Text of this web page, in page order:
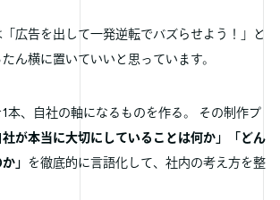
広告を出して一発逆転でバズらせよう！」と
ん横に置いていいと思っています。
本、自社の軸になるものを作る。 その制作プ
社が本当に大切にしていることは何か」「どん
」 を徹底的に言語化して、社内の考え方を整